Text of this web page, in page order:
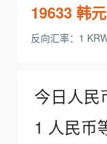
19633韩
反向汇率：1
今日人民
1 人民币